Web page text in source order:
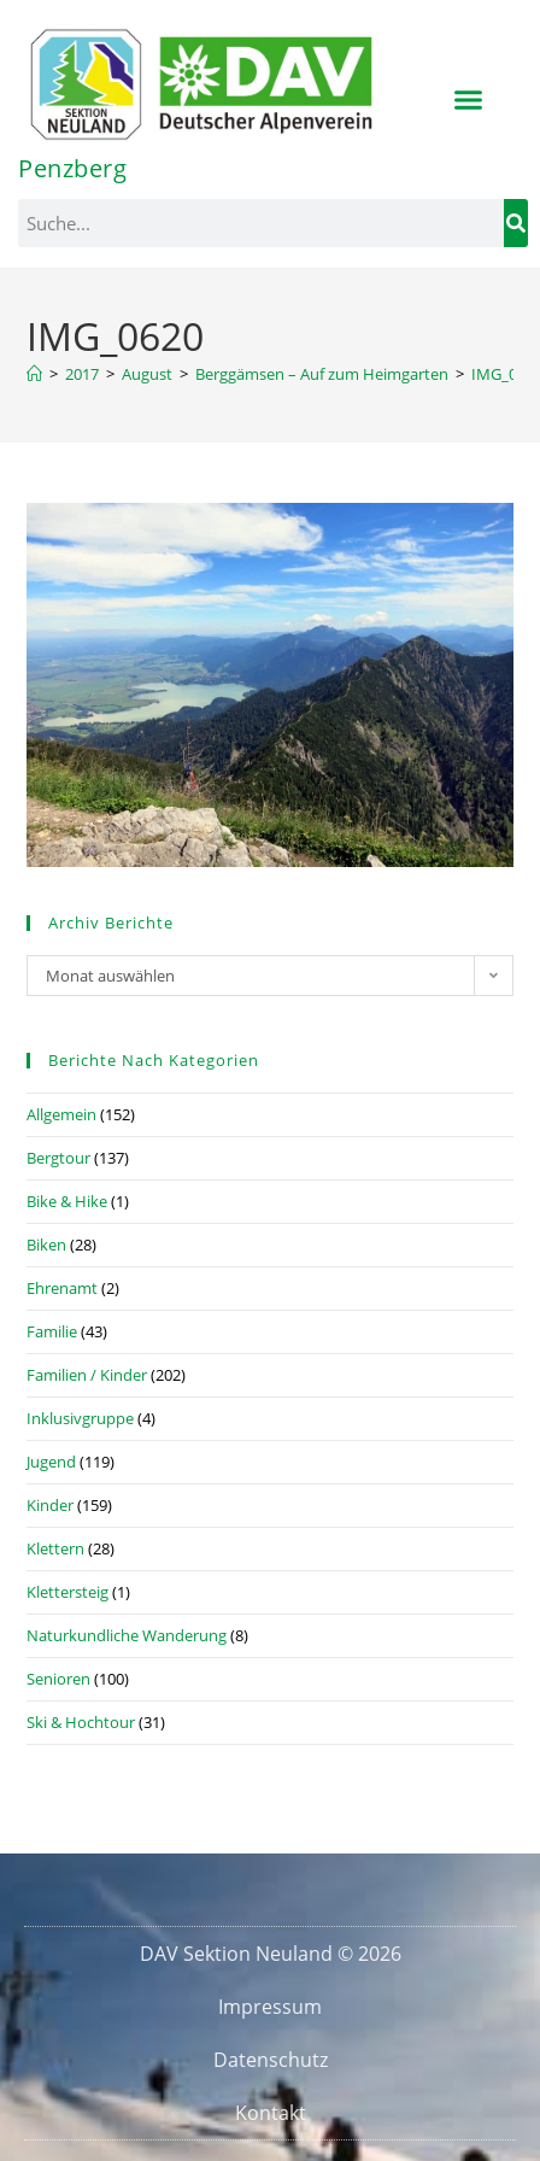
springen
Penzberg
IMG_0620
> 2017 > August > Berggämsen – Auf zum Heimgarten >
Archiv Berichte
Monat auswählen
Berichte Nach Kategorien
Allgemein (152)
Bergtour(137)
Bike & Hike(1)
Biken (28)
Ehrenamt(2)
Familie(43)
Familien / Kinder(202)
Inklusivgruppe(4)
Jugend (119)
Kinder(159)
Klettern (28)
Klettersteig(1)
Naturkundliche Wanderung(8)
Senioren (100)
Ski & Hochtour(31)
DAV Sektion Neuland © 2026
Impressum
Datenschutz
Kontakt